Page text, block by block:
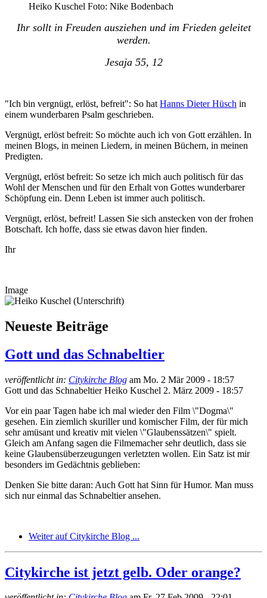
Heiko Kuschel Foto: Nike Bodenbach
Ihr sollt in Freuden ausziehen und im Frieden geleitet
werden.
Jesaja 55, 12
"Ich bin vergnügt, erlöst, befreit": So hat Hanns Dieter Hüsch in
einem wunderbaren Psalm geschrieben.
Vergnügt, erlöst befreit: So möchte auch ich von Gott erzählen. In
meinen Blogs, in meinen Liedern, in meinen Büchern, in meinen
Predigten.
Vergnügt, erlöst befreit: So setze ich mich auch politisch für das
Wohl der Menschen und für den Erhalt von Gottes wunderbarer
Schöpfung ein. Denn Leben ist immer auch politisch.
Vergnügt, erlöst, befreit! Lassen Sie sich anstecken von der frohen
Botschaft. Ich hoffe, dass sie etwas davon hier finden.
Ihr
Image
Neueste Beiträge
Gott und das Schnabeltier
veröffentlicht in: Citykirche Blog am Mo. 2 Mär 2009 - 18:57
Gott und das Schnabeltier Heiko Kuschel 2. März 2009 - 18:57
Vor ein paar Tagen habe ich mal wieder den Film \"Dogma\"
gesehen. Ein ziemlich skuriller und komischer Film, der für mich
sehr amüsant und kreativ mit vielen \"Glaubenssätzen\" spielt.
Gleich am Anfang sagen die Filmemacher sehr deutlich, dass sie
keine Glaubensüberzeugungen verletzten wollen. Ein Satz ist mir
besonders im Gedächtnis geblieben:
Denken Sie bitte daran: Auch Gott hat Sinn für Humor. Man muss
sich nur einmal das Schnabeltier ansehen.
Weiter auf Citykirche Blog ...
Citykirche ist jetzt gelb. Oder orange?